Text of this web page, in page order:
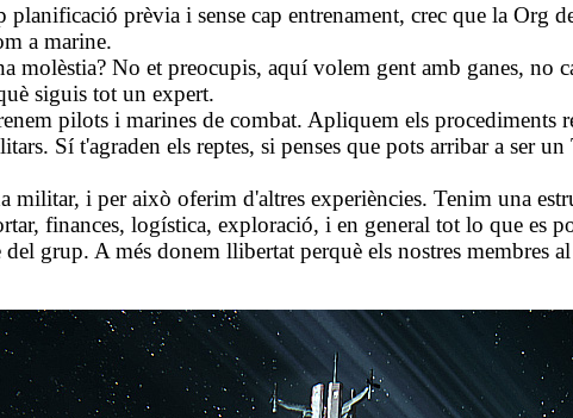
prèvia i sense cap entrenament, crec que la Org
a marine.
molèstia? No et preocupis, aquí volem gent amb ganes, no
siguis tot un expert.
pilots i marines de combat. Apliquem els procediments
Sí t'agraden els reptes, si penses que pots arribar a ser
militar, i per això oferim d'altres experiències. Tenim una
finances, logística, exploració, i en general tot lo que es
grup. A més donem llibertat perquè els nostres membres